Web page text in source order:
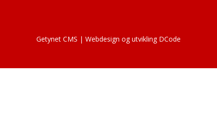
Getynet CMS | Webdesign og utvikling DCode